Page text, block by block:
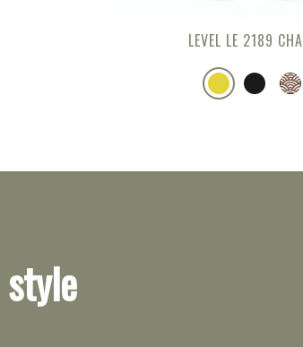
LEVEL LE 2189